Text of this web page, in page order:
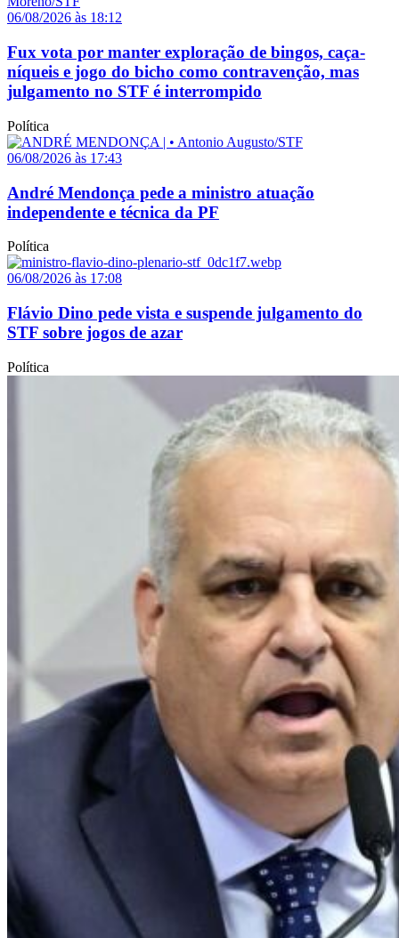
06/08/2026 às 18:12
Fux vota por manter exploração de bingos, caça-
níqueis e jogo do bicho como contravenção, mas
julgamento no STF é interrompido
Política
06/08/2026 às 17:43
André Mendonça pede a ministro atuação
independente e técnica da PF
Política
06/08/2026 às 17:08
Flávio Dino pede vista e suspende julgamento do
STF sobre jogos de azar
Política